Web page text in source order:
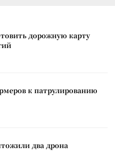
дорожную карту
к патрулированию
два дрона